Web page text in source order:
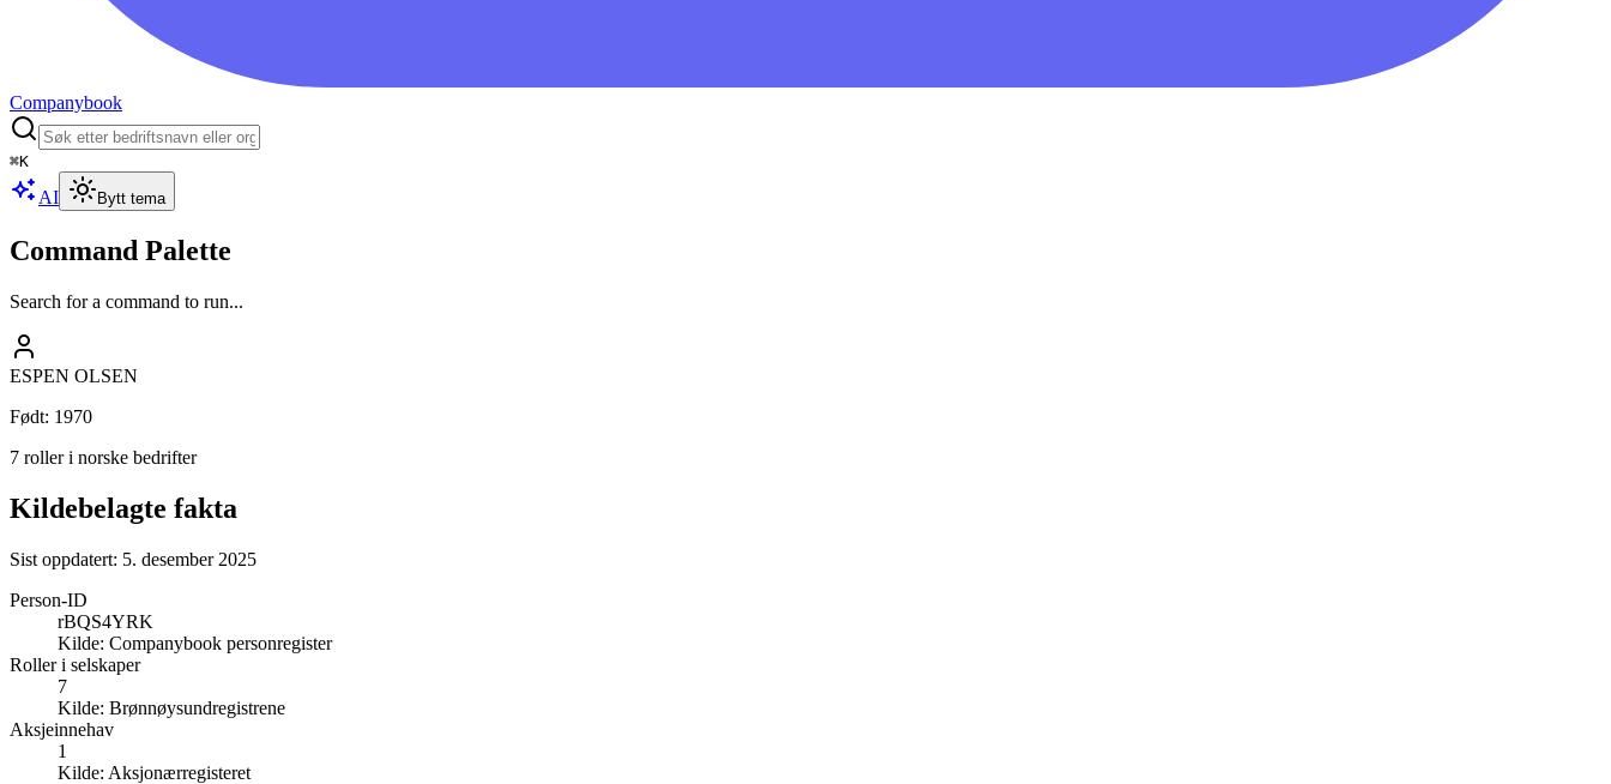
Companybook
⌘K
AI Bytt tema
Command Palette
Search for a command to run...
ESPEN OLSEN
Født: 1970
7 roller i norske bedrifter
Kildebelagte fakta
Sist oppdatert: 5. desember 2025
Person-ID
rBQS4YRK
Kilde: Companybook personregister
Roller i selskaper
7
Kilde: Brønnøysundregistrene
Aksjeinnehav
1
Kilde: Aksjonærregisteret